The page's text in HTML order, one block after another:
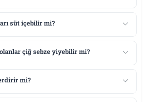
süt içebilir mi?
çiğ sebze yiyebilir mi?
mi?